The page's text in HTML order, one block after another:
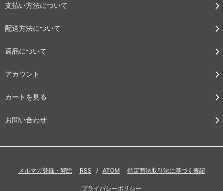
支払い方法について
配送方法について
返品について
アカウント
カートを見る
お問い合わせ
メルマガ登録・解除 RSS / ATOM 特定商法取引法に基づく表記
プライバシーポリシー